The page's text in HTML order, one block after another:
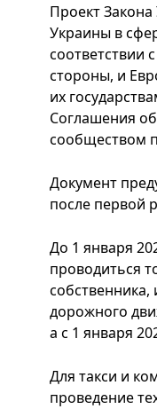
Проект
Украины в
соответствии
стороны, и
их
Соглашения
сообществом
Документ
после первой
До 1 января
проводиться
дорожного
а с 1 января
Для такси и
проведение